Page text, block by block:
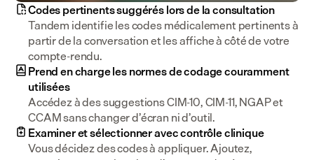
Codes pertinents suggérés lors de la consultation
Tandem identifie les codes médicalement pertinents à
partir de la conversation et les affiche à côté de votre
compte-rendu.
Prend en charge les normes de codage couramment
utilisées
Accédez à des suggestions CIM-10, CIM-11, NGAP et
CCAM sans changer d’écran ni d’outil.
Examiner et sélectionner avec contrôle clinique
Vous décidez des codes à appliquer. Ajoutez,